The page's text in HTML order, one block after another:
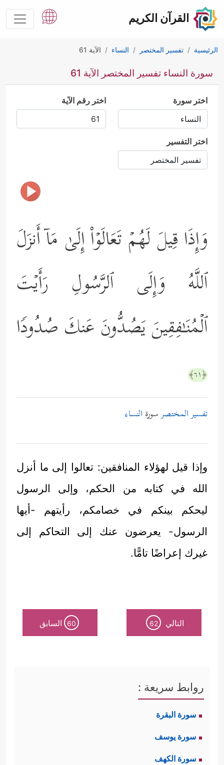
القرآن الكريم
الرئيسية تفسير المختصر النساء الآية 61
سورة النساء تفسير المختصر الآية 61
اختر سورة اختر رقم الآية
اختر التفسير
وَإِذَا قِیلَ لَهُمۡ تَعَالَوۡاْ إِلَىٰ مَاۤ أَنزَلَ
ٱللَّهُ وَإِلَى ٱلرَّسُولِ رَأَیۡتَ
ٱلۡمُنَـٰفِقِینَ یَصُدُّونَ عَنكَ صُدُودࣰا
﴿٦١﴾
تفسير المختصرسورة النساء
وإذا قيل لهؤلاء المنافقين: تعالوا إلى ما أنزل
الله في كتابه من الحكم، وإلى الرسول
ليحكم بينكم في خصامكم، رأيتهم -أيها
الرسول- يعرضون عنك إلى التحاكم إلى
غيرك إعراضًا تامًّا.
التالي 62
60 السابق
روابط سريعة :
سورة البقرة
سورة يوسف
سورة الكهف